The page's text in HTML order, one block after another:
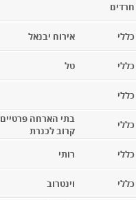
חרדים
כללי אירוח יבנאל
כללי טל
כללי
כללי
בתי הארחה פרטיים
קרוב לכנרת
כללי רותי
כללי וינטרוב